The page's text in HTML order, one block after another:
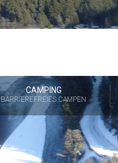
CAMPING
BARRIEREFREIES CAMPEN